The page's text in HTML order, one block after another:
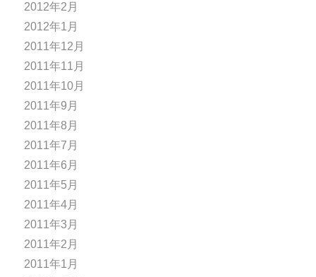
2012年2月
2012年1月
2011年12月
2011年11月
2011年10月
2011年9月
2011年8月
2011年7月
2011年6月
2011年5月
2011年4月
2011年3月
2011年2月
2011年1月